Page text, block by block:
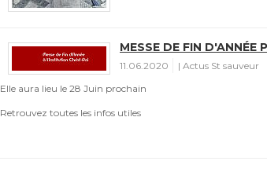
MESSE DE FIN D'ANNÉE
11.06.2020
Actus St sauveur
Elle aura lieu le 28 Juin prochain
Retrouvez toutes les infos utiles